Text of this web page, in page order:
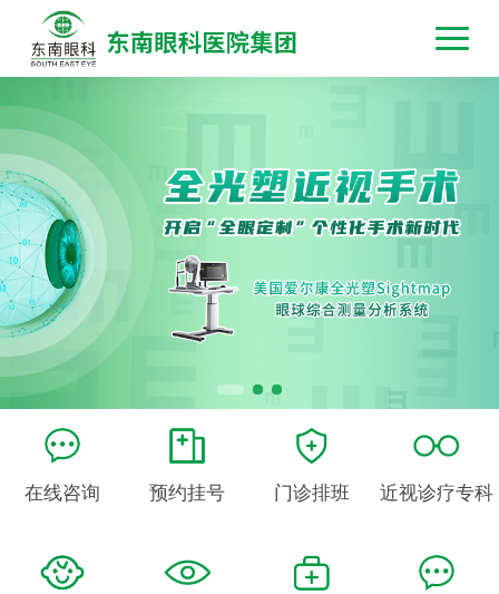
在线咨询 预约挂号 门诊排班 近视诊疗专科